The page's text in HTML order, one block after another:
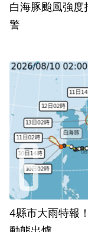
白海豚颱風強
警
4縣市大雨特報